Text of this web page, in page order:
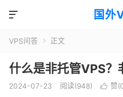
国外

VPS问答  正文
什么是非托管VPS？
2024-07-23 阅读(948)  赞(